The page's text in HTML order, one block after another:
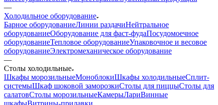
—
Холодильное оборудование
Барное оборудованиеЛинии раздачиНейтральное
оборудованиеОборудование для фаст-фудаПосудомоечное
оборудованиеТепловое оборудованиеУпаковочное и весовое
оборудованиеЭлектромеханическое оборудование
—
Столы холодильные
Шкафы морозильныеМоноблокиШкафы холодильныеСплит-
системыШкаф шоковой заморозкиСтолы для пиццыСтолы для
салатовСтолы морозильныеКамерыЛариВинные
шкафыВитрины-прилавки